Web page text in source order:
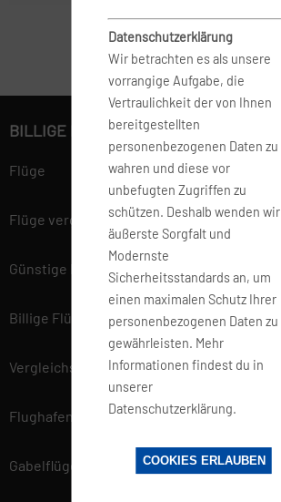
Datenschutzerklärung
Wir betrachten es als unsere
vorrangige Aufgabe, die
Vertraulichkeit der von Ihnen
bereitgestellten
personenbezogenen Daten zu
wahren und diese vor
unbefugten Zugriffen zu
schützen. Deshalb wenden wir
äußerste Sorgfalt und
Modernste
Sicherheitsstandards an, um
einen maximalen Schutz Ihrer
personenbezogenen Daten zu
gewährleisten. Mehr
Informationen findest du in
unserer
Datenschutzerklärung.
COOKIES ERLAUBEN
BILLIGE FLÜGE BUCHEN
Flüge
Flüge vergleichen
Günstige Flüge
Billige Flüge
Vergleichsportal
Flughafen Informationen
Gabelflüge